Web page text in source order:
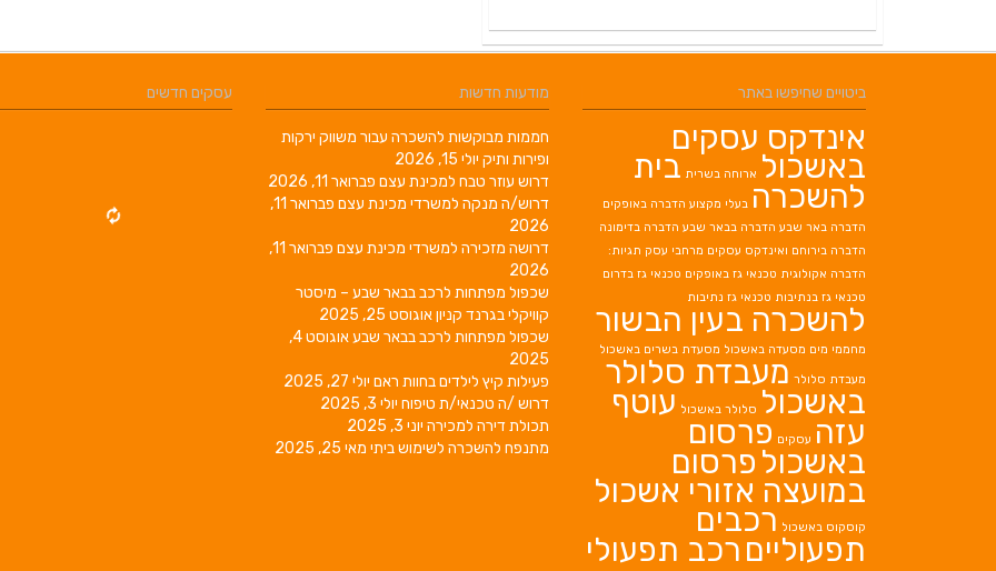
עסקים חדשים מודעות חדשות
חממות מבוקשות להשכרה עבור משווק ירקות
ופירות ותיק יולי 15, 2026
דרוש עוזר טבח למכינת עצם פברואר 11, 2026
דרוש/ה מנקה למשרדי מכינת עצם
פברואר 11,
2026
דרושה מזכירה למשרדי מכינת עצם
פברואר 11,
2026
שכפול מפתחות לרכב בבאר שבע – מיסטר
קוויקלי בגרנד קניוןאוגוסט 25, 2025
שכפול מפתחות לרכב בבאר שבע
אוגוסט 4,
2025
פעילות קיץ לילדים בחוות ראם יולי 27, 2025
דרוש /ה טכנאי/ת טיפוח יולי 3, 2025
תכולת דירה למכירה יוני 3, 2025
מתנפח להשכרה לשימוש ביתי מאי 25, 2025
ביטויים שחיפשו באתר
אינדקס עסקים
באשכול ארוחה בשרית בית
להשכרה בעלי מקצוע הדברה באופקים
הדברה באר שבע הדברה בבאר שבע הדברה בדימונה
הדברה בירוחם ואינדקס עסקים מרחבי עסק תגיות:
הדברה אקולוגית טכנאי גז באופקים טכנאי גז בדרום
טכנאי גז בנתיבות טכנאי גז נתיבות
להשכרה בעין הבשור
מחממי מים מסעדה באשכול מסעדת בשרים באשכול
מעבדת סלולר מעבדת סלולר
באשכול סלולר באשכול עוטף
עזה עסקים פרסום
באשכול פרסום
במועצה אזורי אשכול
קוסקוס באשכול רכבים
תפעוליים רכב תפעולי